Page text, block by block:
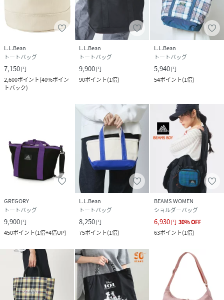
L.L.Bean
トートバッグ
7,150円
2,600ポイント(40%ポイン
トバック)
L.L.Bean
トートバッグ
9,900円
90ポイント(1倍)
L.L.Bean
トートバッグ
5,940円
54ポイント(1倍)
GREGORY
トートバッグ
9,900円
450ポイント(1倍+4倍UP)
L.L.Bean
トートバッグ
8,250円
75ポイント(1倍)
BEAMS WOMEN
ショルダーバッグ
6,930円 30%OFF
63ポイント(1倍)